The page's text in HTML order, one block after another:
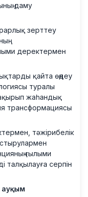
даму
зерттеу
деректермен
қайта өңдеу
туралы
жаһандық
трансформациясы
тәжірибелік
ғылыми
талқылауға серпін
ауқым